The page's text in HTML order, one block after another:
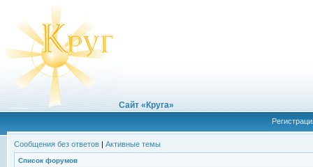
Сайт «Круга»
Сообщения без ответов | Активные темы
Список форумов